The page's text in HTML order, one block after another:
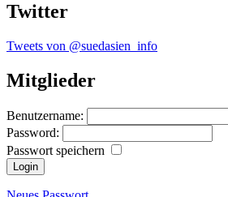
Twitter
Tweets von @suedasien_info
Mitglieder
Benutzername:
Password:
Passwort speichern